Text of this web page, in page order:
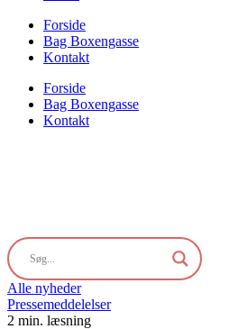
Forside
Bag Boxengasse
Kontakt
Forside
Bag Boxengasse
Kontakt
Alle nyheder
Pressemeddelelser
2 min. læsning